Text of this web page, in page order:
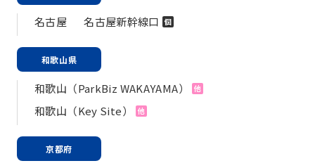
名古屋 名古屋新幹線口 個
和歌山県
和歌山（ParkBiz WAKAYAMA） 他
和歌山（Key Site） 他
京都府